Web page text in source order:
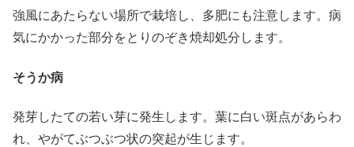
強風にあたらない場所で栽培し、多肥にも注意します。病
気にかかった部分をとりのぞき焼却処分します。
そうか病
発芽したての若い芽に発生します。葉に白い斑点があらわ
れ、やがてぶつぶつ状の突起が生じます。